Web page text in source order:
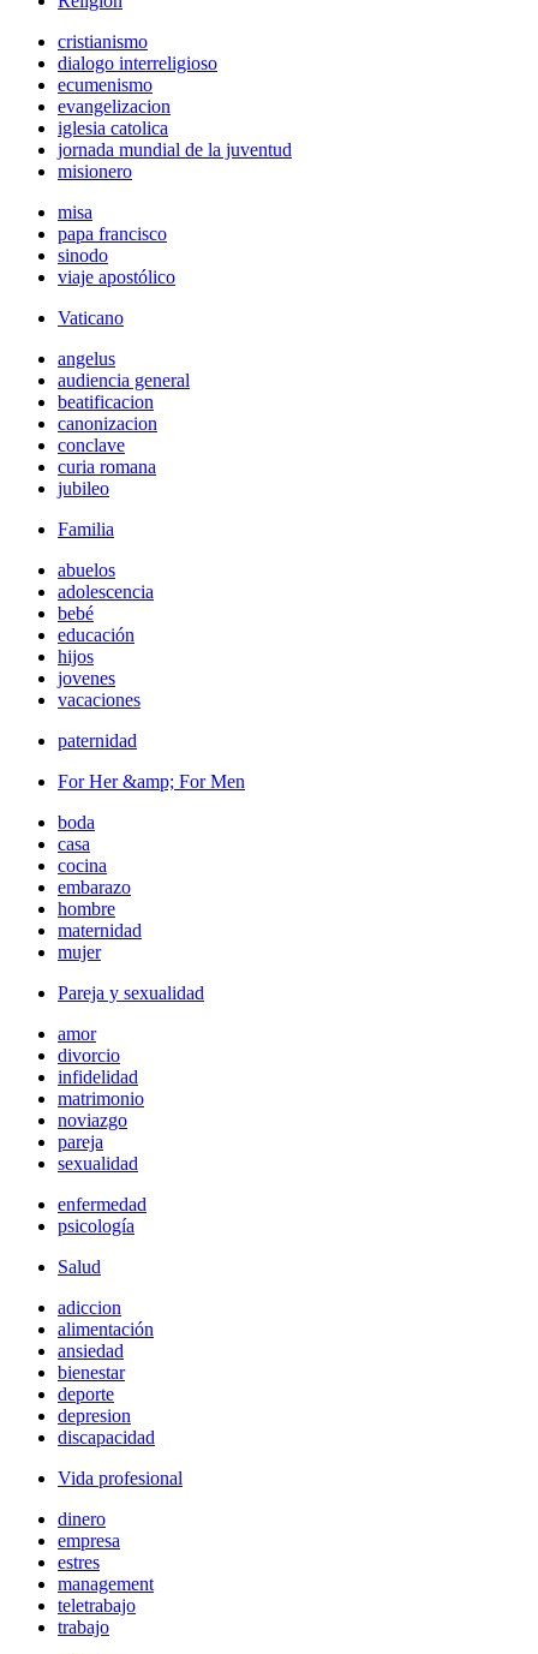
cristianismo
dialogo interreligioso
ecumenismo
evangelizacion
iglesia catolica
jornada mundial de la juventud
misionero
misa
papa francisco
sinodo
viaje apostólico
Vaticano
angelus
audiencia general
beatificacion
canonizacion
conclave
curia romana
jubileo
Familia
abuelos
adolescencia
bebé
educación
hijos
jovenes
vacaciones
paternidad
For Her &amp; For Men
boda
casa
cocina
embarazo
hombre
maternidad
mujer
Pareja y sexualidad
amor
divorcio
infidelidad
matrimonio
noviazgo
pareja
sexualidad
enfermedad
psicología
Salud
adiccion
alimentación
ansiedad
bienestar
deporte
depresion
discapacidad
Vida profesional
dinero
empresa
estres
management
teletrabajo
trabajo